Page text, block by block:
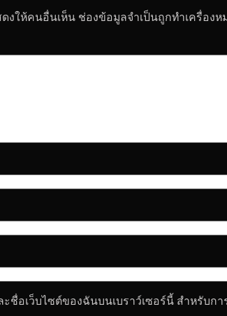
งให้คนอื่นเห็น ช่องข้อมูลจำเป็นถูกทำเครื่องห
ชื่อเว็บไซต์ของฉันบนเบราว์เซอร์นี้ สำหรับกา